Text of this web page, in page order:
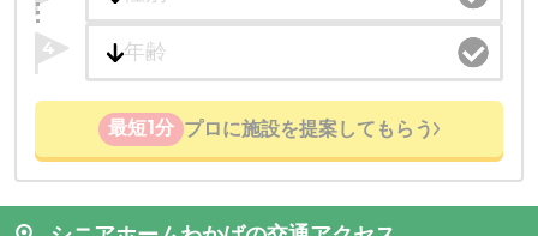
4
最短1分 プロに施設を提案してもらう